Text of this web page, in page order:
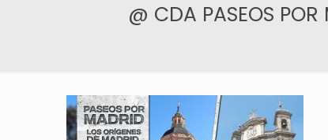
@ CDA PASEOS